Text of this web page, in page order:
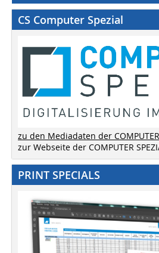
CS Computer Spezial
zu den Mediadaten der COMPUTER
zur Webseite der COMPUTER
PRINT SPECIALS